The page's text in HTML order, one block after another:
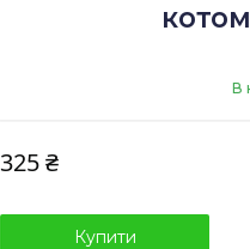
В
325 ₴
Купити